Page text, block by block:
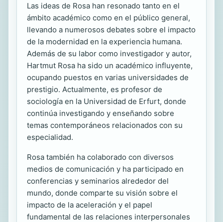
Las ideas de Rosa han resonado tanto en el
ámbito académico como en el público general,
llevando a numerosos debates sobre el impacto
de la modernidad en la experiencia humana.
Además de su labor como investigador y autor,
Hartmut Rosa ha sido un académico influyente,
ocupando puestos en varias universidades de
prestigio. Actualmente, es profesor de
sociología en la Universidad de Erfurt, donde
continúa investigando y enseñando sobre
temas contemporáneos relacionados con su
especialidad.
Rosa también ha colaborado con diversos
medios de comunicación y ha participado en
conferencias y seminarios alrededor del
mundo, donde comparte su visión sobre el
impacto de la aceleración y el papel
fundamental de las relaciones interpersonales